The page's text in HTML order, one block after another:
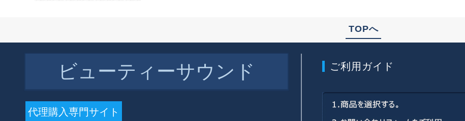
￥ 4,792 円(税込)
TOPへ
ビューティーサウンド
代理購入専門サイト
ご利用ガイド